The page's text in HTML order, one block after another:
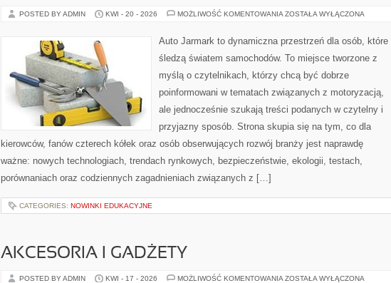
POSTED BY ADMIN KWI - 20 - 2026 MOŻLIWOŚĆ KOMENTOWANIA LUKSUS
ZOSTAŁA WYŁĄCZONA
Auto Jarmark to dynamiczna przestrzeń dla osób, które
śledzą światem samochodów. To miejsce tworzone z
myślą o czytelnikach, którzy chcą być dobrze
poinformowani w tematach związanych z motoryzacją,
ale jednocześnie szukają treści podanych w czytelny i
przyjazny sposób. Strona skupia się na tym, co dla
kierowców, fanów czterech kółek oraz osób obserwujących rozwój branży jest naprawdę
ważne: nowych technologiach, trendach rynkowych, bezpieczeństwie, ekologii, testach,
porównaniach oraz codziennych zagadnieniach związanych z […]
CATEGORIES: NOWINKI EDUKACYJNE
AKCESORIA I GADŻETY
POSTED BY ADMIN KWI - 17 - 2026 MOŻLIWOŚĆ KOMENTOWANIA AKCESORIA
ZOSTAŁA WYŁĄCZONA